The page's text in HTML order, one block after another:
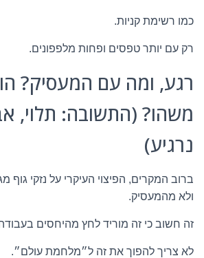
כמו רשימת קניות.
רק עם יותר טפסים ופחות מלפפונים.
רגע, ומה עם המעסיק?
משהו? (התשובה: תלוי,
נרגיע)
ברוב המקרים, הפיצוי העיקרי על נזקי גוף
ולא מהמעסיק.
זה חשוב כי זה מוריד לחץ מהיחסים
לא צריך להפוך את זה ל״מלחמת עולם״.